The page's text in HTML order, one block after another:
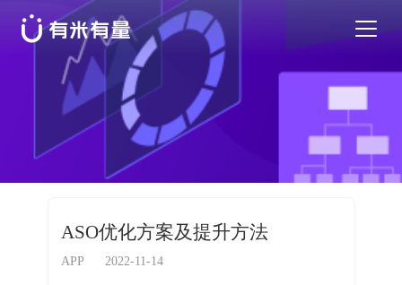
苹果应用商店优化
安卓应用商店优化
ASO优化方案及提升方法
APP 2022-11-14